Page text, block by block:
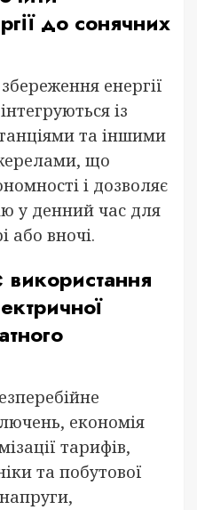
до сонячних
енергії
із
та іншими
що
і дозволяє
у денний час для
або вночі.
використання
економія
тарифів,
та побутової